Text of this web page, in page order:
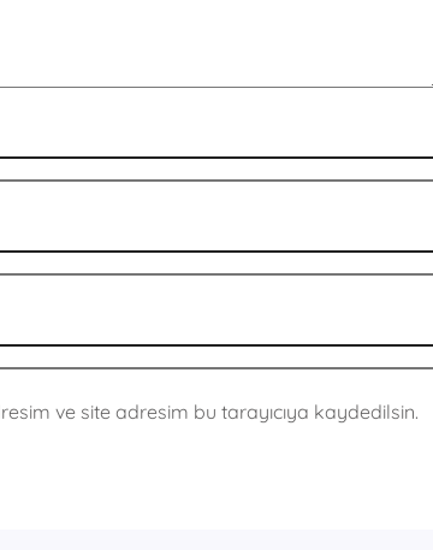
ve site adresim bu tarayıcıya kaydedilsin.